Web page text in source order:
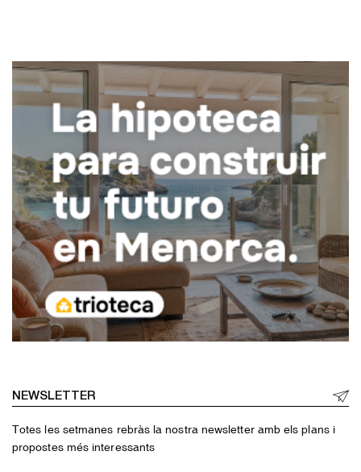
NEWSLETTER
Totes les setmanes rebràs la nostra newsletter amb els plans i
propostes més interessants